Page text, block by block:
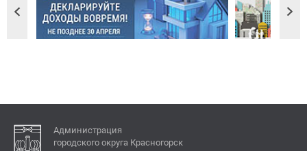
Администрация
городского округа Красногорск